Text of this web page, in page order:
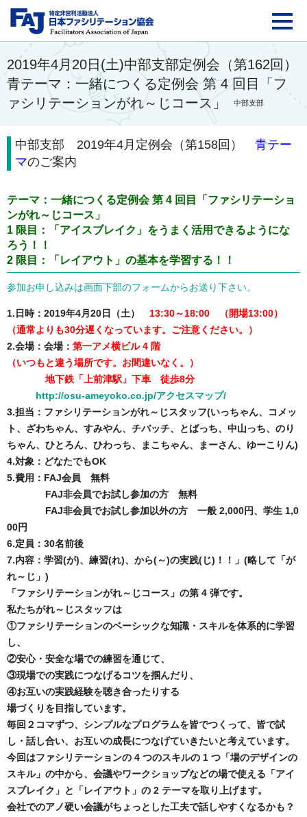
FAJ：特定非営利活動
2019年4月20日(土)中部支部定例会（第162回）
青テーマ：一緒につくる定例会 第 4 回目「フ
ァシリテーションがれ～じコース」
中部支部
中部支部 2019年4月定例会（第158回） 青テー
マのご案内
テーマ：一緒につくる定例会 第 4 回目「ファシリテーショ
ンがれ～じコース」
1 限目：「アイスブレイク」をうまく活用できるようにな
ろう！！
2 限目：「レイアウト」の基本を学習する！！
参加お申し込みは画面下部のフォームからお送り下さい。
1.日時：2019年4月20日（土） 13:30～18:00 （開場13:00）
（通常よりも30分遅くなっています。ご注意ください。）
2.会場：会場： 第一アメ横ビル 4 階
（いつもと違う場所です。お間違いなく。）
地下鉄「上前津駅」下車 徒歩8分
http://osu-ameyoko.co.jp/アクセスマップ/
3.担当：ファシリテーションがれ～じスタッフ(いっちゃん、コメッ
ト、ざわちゃん、すみやん、チバッチ、とばっち、中山っち、のり
ちゃん、ひとろん、ひわっち、まこちゃん、まーさん、ゆーこりん)
4.対象：どなたでもOK
5.費用：FAJ会員 無料
FAJ非会員でお試し参加の方 無料
FAJ非会員でお試し参加以外の方 一般 2,000円、学生 1,0
00円
6.定員：30名前後
7.内容：学習(が)、練習(れ)、から(～)の実践(じ)！！」(略して「が
れ～じ」)
「ファシリテーションがれ～じコース」の第 4 弾です。
私たちがれ～じスタッフは
①ファシリテーションのベーシックな知識・スキルを体系的に学習
し、
②安心・安全な場での練習を通じて、
③現場での実践につなげるコツを掴んだり、
④お互いの実践経験を聴き合ったりする
場づくりを目指しています。
毎回２コマずつ、シンプルなプログラムを皆でつくって、皆で試
し・話し合い、お互いの成長につなげていきたいと考えています。
今回はファシリテーションの 4 つのスキルの 1 つ「場のデザインの
スキル」の中から、会議やワークショップなどの場で使える「アイ
スブレイク」と「レイアウト」の 2 テーマを取り上げます。
会社でのアノ硬い会議がちょっとした工夫で話しやすくなるかも？